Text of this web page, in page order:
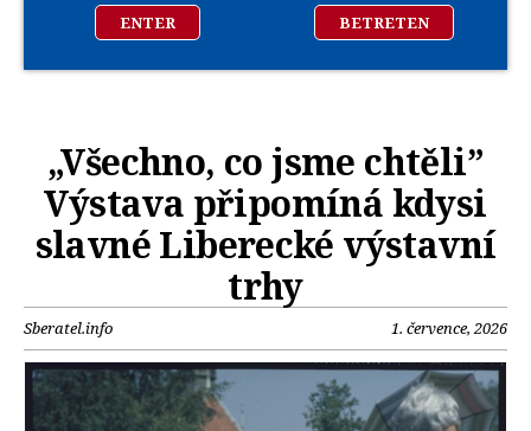
ENTER BETRETEN
„Všechno, co jsme chtěli”
Výstava připomíná kdysi
slavné Liberecké výstavní
trhy
Sberatel.info 1. července, 2026